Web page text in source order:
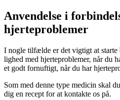
Anvendelse i
hjerteproblemer
I nogle tilfælde er det vigtigt at
lighed med hjerteproblemer, når du
et godt fornuftigt, når du har
Som med denne type medicin skal
dig en recept for at kontakte os på.